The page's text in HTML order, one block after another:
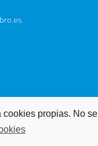
cookies propias. No se